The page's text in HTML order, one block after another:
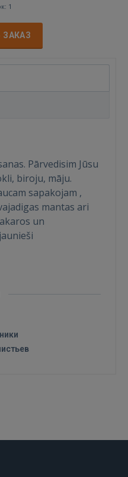
1
ЗАКАЗ
Pārvedisim Jūsu
biroju, māju.
sapakojam ,
mantas ari
un